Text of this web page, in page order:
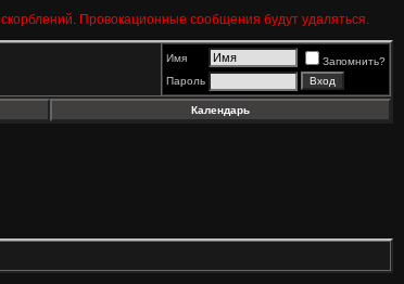
Провокационные сообщения будут удаляться.
Имя
Запомнить?
Пароль
Календарь